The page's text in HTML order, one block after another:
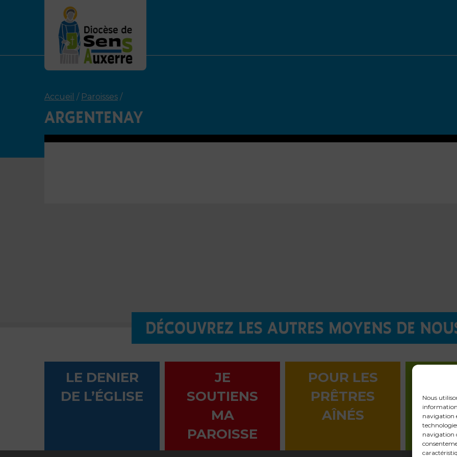
Nous
navigation
navigation
Accueil / Paroisses /
ARGENTENAY
DÉCOUVREZ LES AUTRES MOYENS DE
LE DENIER
DE L’ÉGLISE
JE
SOUTIENS
MA
PAROISSE
POUR LES
PRÊTRES
AÎNÉS
LA
EN